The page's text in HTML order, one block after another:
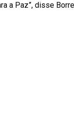
a Paz”, disse